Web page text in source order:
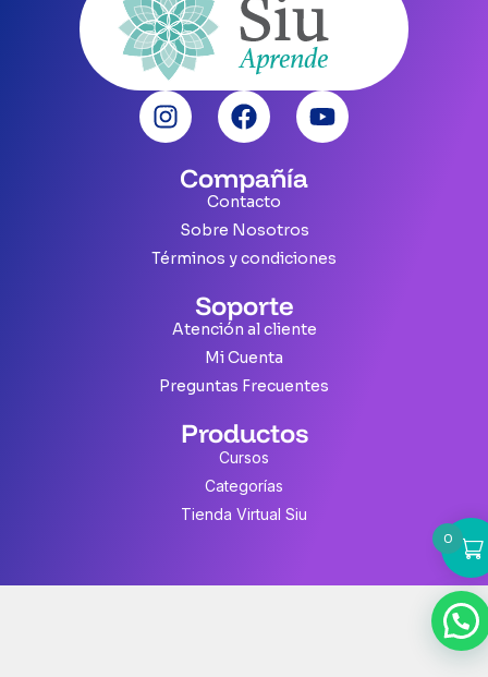
Compañía
Contacto
Sobre Nosotros
Términos y condiciones
Soporte
Atención al cliente
Mi Cuenta
Preguntas Frecuentes
Productos
Cursos
Categorías
Tienda Virtual Siu
0